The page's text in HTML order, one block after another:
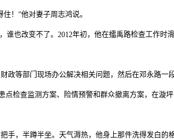
！”他对妻子周志鸿说。
谁也改变不了。 2012年初，他在擂禹路检查工作时
政等部门现场办公解决相关问题，然后在邓永路一
点检查监测方案、险情预警和群众撤离方案，在漩
手，半蹲半坐。天气溽热，他身上那件洗得发白的